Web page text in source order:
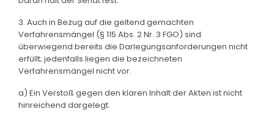
3. Auch in Bezug auf die geltend gemachten
Verfahrensmängel (§ 115 Abs. 2 Nr. 3 FGO) sind
überwiegend bereits die Darlegungsanforderungen nicht
erfüllt; jedenfalls liegen die bezeichneten
Verfahrensmängel nicht vor.
a) Ein Verstoß gegen den klaren Inhalt der Akten ist nicht
hinreichend dargelegt.